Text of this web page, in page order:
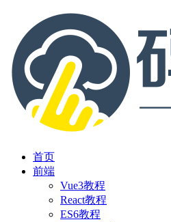
首页
前端
Vue3教程
React教程
ES6教程